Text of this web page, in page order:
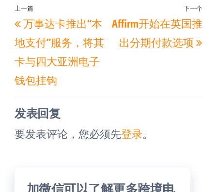
文
章
导
航
上
一
篇
文
章
上一篇
万事达卡推出“本
地支付”服务，将其
卡与四大亚洲电子
钱包挂钩
下
一
下一个
Affirm开始在英国推
出分期付款选项
发表回复
要发表评论，您必须先登录。